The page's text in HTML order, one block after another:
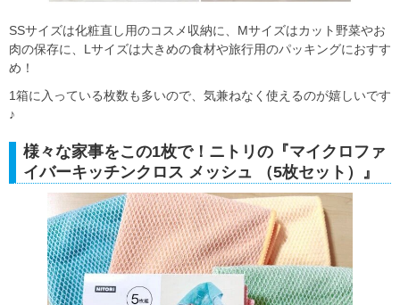
SSサイズは化粧直し用のコスメ収納に、Mサイズはカット野菜やお
肉の保存に、Lサイズは大きめの食材や旅行用のパッキングにおすす
め！
1箱に入っている枚数も多いので、気兼ねなく使えるのが嬉しいです
♪
様々な家事をこの1枚で！ニトリの『マイクロファ
イバーキッチンクロス メッシュ （5枚セット）』